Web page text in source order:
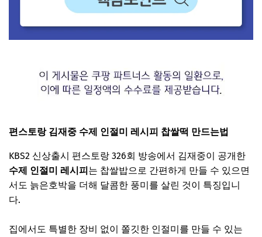
편스토랑 김재중 수제 인절미 레시피 찹쌀떡 만드는법
KBS2 신상출시 편스토랑 326회 방송에서 김재중이 공개한
수제 인절미 레시피는 찹쌀밥으로 간편하게 만들 수 있으면
서도 늙은호박을 더해 달콤한 풍미를 살린 것이 특징입니
다.
집에서도 특별한 장비 없이 쫄깃한 인절미를 만들 수 있는